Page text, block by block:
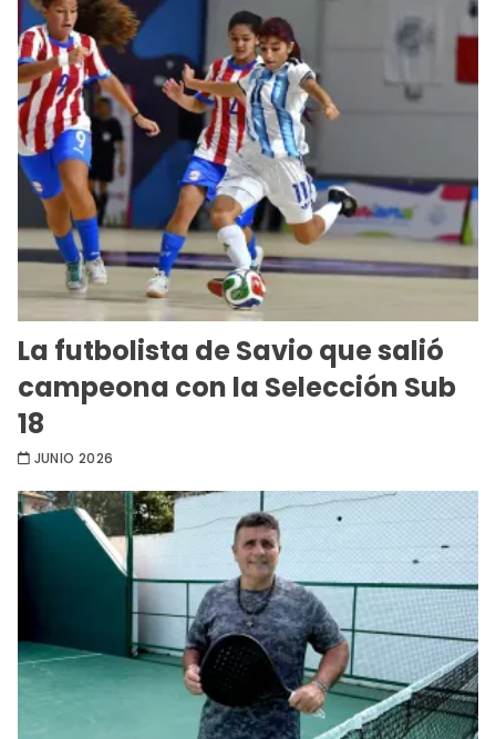
La futbolista de Savio que salió
campeona con la Selección Sub
18
JUNIO 2026